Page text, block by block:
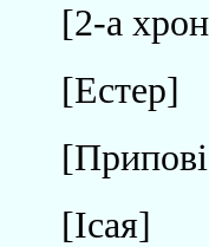
[2-а
[Естер]
[Ісая]